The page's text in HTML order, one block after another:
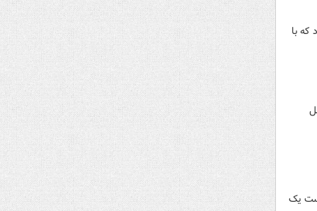
با
۲۰ ژانویه ۲۰۲۵ (اول بهمن ماه ۱۴۰۳) قرار است یک